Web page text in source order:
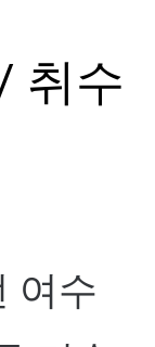
취수
여수